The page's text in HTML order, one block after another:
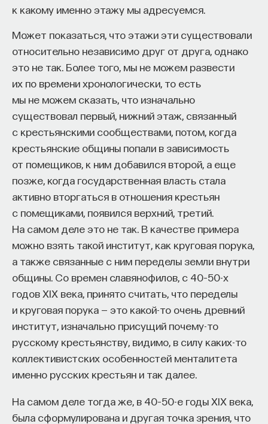
к какому именно этажу мы адресуемся.
Может показаться, что этажи эти существовали
относительно независимо друг от друга, однако
это не так. Более того, мы не можем развести
их по времени хронологически, то есть
мы не можем сказать, что изначально
существовал первый, нижний этаж, связанный
с крестьянскими сообществами, потом, когда
крестьянские общины попали в зависимость
от помещиков, к ним добавился второй, а еще
позже, когда государственная власть стала
активно вторгаться в отношения крестьян
с помещиками, появился верхний, третий.
На самом деле это не так. В качестве примера
можно взять такой институт, как круговая порука,
а также связанные с ним переделы земли внутри
общины. Со времен славянофилов, с 40–50-х
годов XIX века, принято считать, что переделы
и круговая порука — это какой-то очень древний
институт, изначально присущий почему-то
русскому крестьянству, видимо, в силу каких-то
коллективистских особенностей менталитета
именно русских крестьян и так далее.
На самом деле тогда же, в 40–50-е годы XIX века,
была сформулирована и другая точка зрения, что
Внеси свой вклад в дело
просвещения!
ПОДДЕРЖАТЬ ПОСТНАУКУ
С этой мечтой связана одна особенность
начинается с истории о сотворении Богом неба
и земли, а дальше рассказывает о небесах
и иерархиях. Начиная с V века христианские
мыслители вырабатывают строгую иерархию
небесных сил, которые обитают вокруг трона
Всевышнего. Эти ангелы стройно и гармонично
поют, и это гармоничное пение очень важно для
средневековой музыкальной теории
и представлений о гармонии.
Теория гармонии
Идея гармонии закладывается уже в самом
начале Средневековья — например, в творчестве
Псевдо-Дионисия Ареопагита, чьи трактаты
о мистическом богословии переводились
на Западе несколько раз и имели большое
влияние. Схоластика как род мышления — это
тоже попытка гармонизации самых разных
и противоречивых доктрин, течений, стилей
мышления, чтобы мыслящие христиане обладали
стройной системой мироздания, в котором
С той же целью пишутся многочисленные своды